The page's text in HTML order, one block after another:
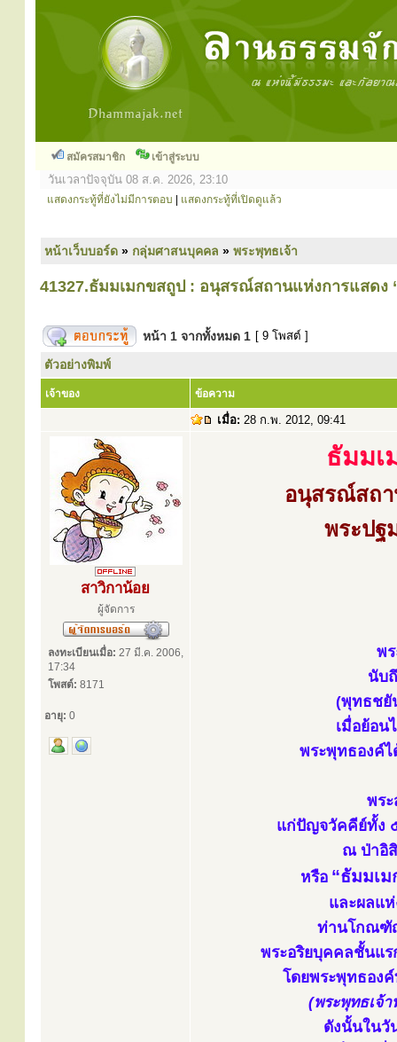
สมัครสมาชิก เข้าสู่ระบบ
วันเวลาปัจจุบัน 08 ส.ค. 2026, 23:10
แสดงกระทู้ที่ยังไม่มีการตอบ แสดงกระทู้ที่เปิดดูแล้ว
หน้าเว็บบอร์ด » กลุ่มศาสนบุคคล » พระพุทธเจ้า
41327.ธัมมเมกขสถูป : อนุสรณ์สถานแห่งการแสดง
หน้า 1 จากทั้งหมด 1 [ 9 โพสต์ ]
ตัวอย่างพิมพ์
เจ้าของ ข้อความ
เมื่อ: 28 ก.พ. 2012, 09:41
สาวิกาน้อย
ผู้จัดการ
ลงทะเบียนเมื่อ: 27 มี.ค. 2006,
17:34
โพสต์: 8171
อายุ: 0
ธัมม
อนุสรณ์สถ
พระปฐ
พ
นับ
(พุทธชยั
เมื่อย้อน
พระพุทธองค์
พร
แก่ปัญจวัคคีย์ทั้ง
ณ ป่าอิ
หรือ “ธัมมเ
และผลแ
ท่านโกณฑั
พระอริยบุคคลชั้นแ
โดยพระพุทธอง
(พระพุทธเจ้
ดังนั้นในวั